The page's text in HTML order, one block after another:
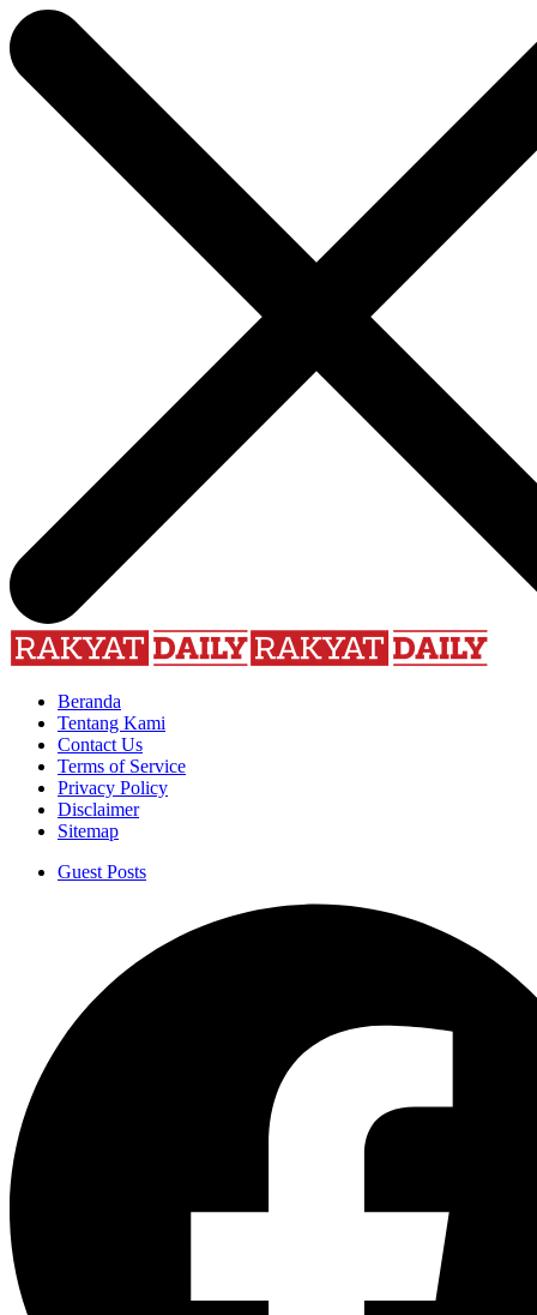
Beranda
Tentang Kami
Contact Us
Terms of Service
Privacy Policy
Disclaimer
Sitemap
Guest Posts